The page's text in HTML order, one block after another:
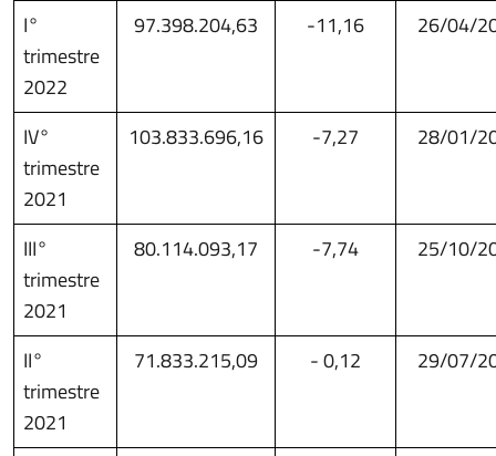
I°
trimestre
2022
97.398.204,63 -11,16 26/04/
IV°
trimestre
2021
103.833.696,16 -7,27 28/01/
III°
trimestre
2021
80.114.093,17 -7,74 25/10/
II°
trimestre
2021
71.833.215,09 - 0,12 29/07/